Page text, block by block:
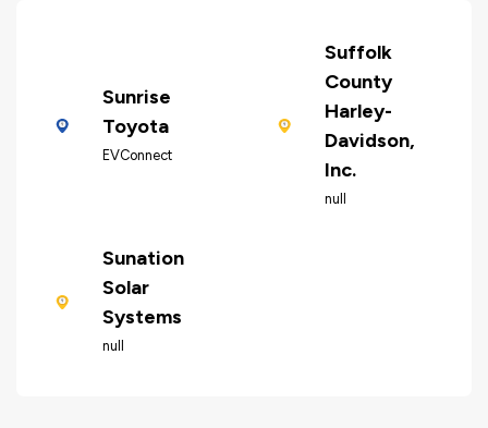
Sunrise
Toyota
EVConnect
Suffolk
County
Harley-
Davidson,
Inc.
null
Sunation
Solar
Systems
null